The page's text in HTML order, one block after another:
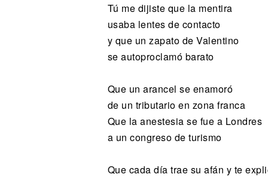
Tú me dijiste que la mentira
usaba lentes de contacto
y que un zapato de Valentino
se autoproclamó barato
Que un arancel se enamoró
de un tributario en zona franca
Que la anestesia se fue a Londres
a un congreso de turismo
Que cada día trae su afán y te